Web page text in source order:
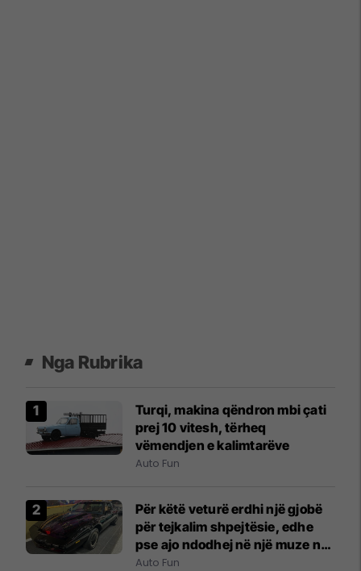
Nga Rubrika
Turqi, makina qëndron mbi çati
prej 10 vitesh, tërheq
vëmendjen e kalimtarëve
Auto Fun
Për këtë veturë erdhi një gjobë
për tejkalim shpejtësie, edhe
pse ajo ndodhej në një muze në
New York City
Auto Fun